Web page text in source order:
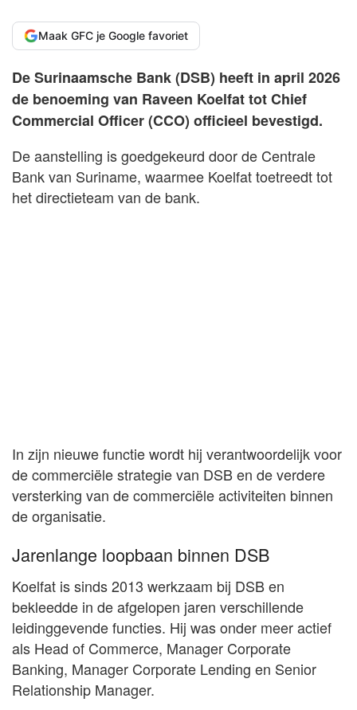
Maak GFC je Google favoriet
De Surinaamsche Bank (DSB) heeft in april 2026
de benoeming van Raveen Koelfat tot Chief
Commercial Officer (CCO) officieel bevestigd.
De aanstelling is goedgekeurd door de Centrale
Bank van Suriname, waarmee Koelfat toetreedt tot
het directieteam van de bank.
In zijn nieuwe functie wordt hij verantwoordelijk voor
de commerciële strategie van DSB en de verdere
versterking van de commerciële activiteiten binnen
de organisatie.
Jarenlange loopbaan binnen DSB
Koelfat is sinds 2013 werkzaam bij DSB en
bekleedde in de afgelopen jaren verschillende
leidinggevende functies. Hij was onder meer actief
als Head of Commerce, Manager Corporate
Banking, Manager Corporate Lending en Senior
Relationship Manager.